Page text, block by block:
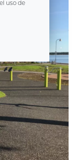
uso de